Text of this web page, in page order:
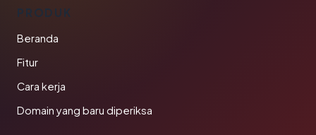
PRODUK
Beranda
Fitur
Cara kerja
Domain yang baru diperiksa